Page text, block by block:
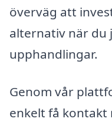
överväg att
alternativ när du
upphandlingar.
Genom vår
enkelt få kontakt